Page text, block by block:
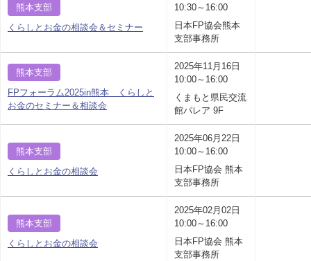
熊本支部
くらしとお金の相談会＆セミナー
10:30～16:00
日本FP協会熊本
支部事務所
熊本支部
FPフォーラム2025in熊本 くらしと
お金のセミナー＆相談会
2025年11月16日
10:00～16:00
くまもと県民交流
館パレア 9F
熊本支部
くらしとお金の相談会
2025年06月22日
10:00～16:00
日本FP協会 熊本
支部事務所
熊本支部
くらしとお金の相談会
2025年02月02日
10:00～16:00
日本FP協会 熊本
支部事務所